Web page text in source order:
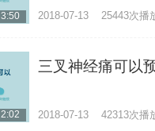
3:50 2018-07-13 25443次播
2:02
三叉神经痛可以
2018-07-13 42313次播